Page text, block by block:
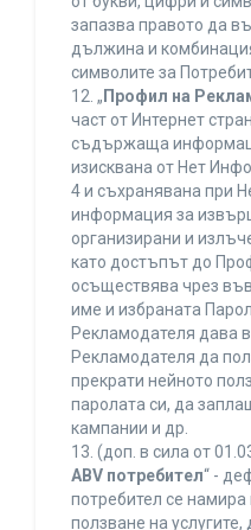
запазва правото да
дължина и
символите за
12. „ Профил на
част от Интернет
съдържаща
изисквана от Нет
4 и съхранявана при
информация за
организирани и
като достъпът до
осъществява чрез
име и избраната
Рекламодателя дава
Рекламодателя да
прекрати нейното
паролата си, да
кампании и др.
13. (доп. в сила от
ABV потребител“ -
потребител се
ползване на